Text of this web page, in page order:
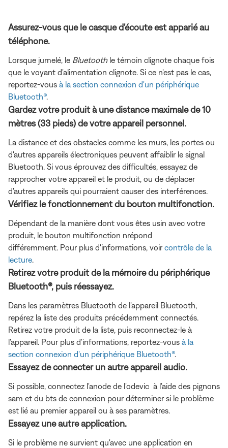
Assurez-vous que le casque d'écoute est apparié au
téléphone.
Lorsque jumelé, le Bluetoothle témoin clignote chaque fois
que le voyant d'alimentation clignote. Si ce n'est pas le cas,
reportez-vous à la section connexion d'un périphérique
Bluetooth®.
Gardez votre produit à une distance maximale de 10
mètres (33 pieds) de votre appareil personnel.
La distance et des obstacles comme les murs, les portes ou
d'autres appareils électroniques peuvent affaiblir le signal
Bluetooth. Si vous éprouvez des difficultés, essayez de
rapprocher votre appareil et le produit, ou de déplacer
d'autres appareils qui pourraient causer des interférences.
Vérifiez le fonctionnement du bouton multifonction.
Dépendant de la manière dont vous êtes usin avec votre
produit, le bouton multifonction nrépond
différemment. Pour plus d'informations, voircontrôle de la
lecture
Retirez votre produit de la mémoire du périphérique
Bluetooth®, puis réessayez.
Dans les paramètres Bluetooth de l'appareil Bluetooth,
repérez la liste des produits précédemment connectés.
Retirez votre produit de la liste, puis reconnectez-le à
l'appareil. Pour plus d'informations, reportez-vous à la
section connexion d'un périphérique Bluetooth®.
Essayez de connecter un autre appareil audio.
Si possible, connectez l'anode de l'odevic à l'aide des pignons
sam et du bts de connexion pour déterminer si le problème
est lié au premier appareil ou à ses paramètres.
Essayez une autre application.
Si le problème ne survient qu'avec une application en